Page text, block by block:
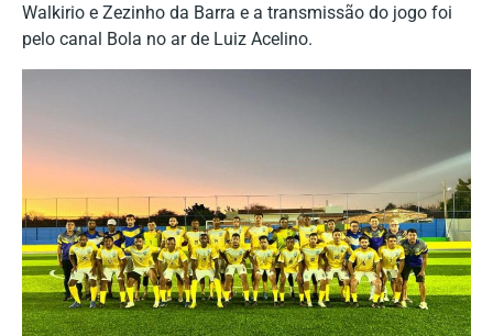
Walkirio e Zezinho da Barra e a transmissão do jogo foi
pelo canal Bola no ar de Luiz Acelino.